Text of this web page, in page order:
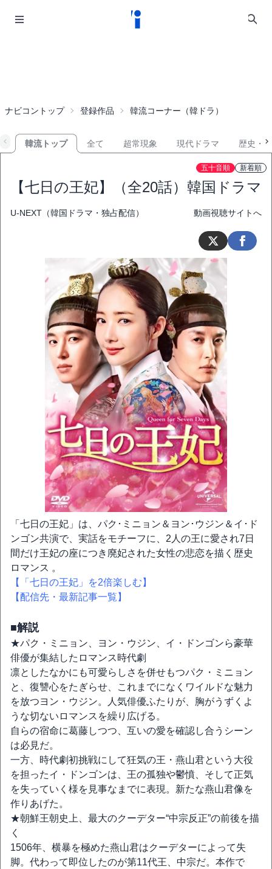
ナビコントップ 登録作品 韓流コーナー（韓ドラ）
韓流トップ 全て 超常現象 現代ドラマ 歴史・
五十音順 新着順
【七日の王妃】（全20話）韓国ドラマ
U-NEXT（韓国ドラマ・独占配信） 動画視聴サイトへ
「七日の王妃」は、パク･ミニョン＆ヨン･ウジン＆イ･ド
ンゴン共演で、実話をモチーフに、2人の王に愛され7日
間だけ王妃の座につき廃妃された女性の悲恋を描く歴史
ロマンス 。
【「七日の王妃」を2倍楽しむ】
【配信先・最新記事一覧】
■解説
★パク・ミニョン、ヨン・ウジン、イ・ドンゴンら豪華
俳優が集結したロマンス時代劇
凛としたなかにも可愛らしさを併せもつパク・ミニョン
と、復讐心をたぎらせ、これまでになくワイルドな魅力
を放つヨン・ウジン。人気俳優ふたりが、胸がうずくよ
うな切ないロマンスを繰り広げる。
自らの宿命に葛藤しつつ、互いの愛を確認し合うシーン
は必見だ。
一方、時代劇初挑戦にして狂気の王・燕山君という大役
を担ったイ・ドンゴンは、王の孤独や鬱憤、そして正気
を失っていく様を見事なまでに表現。新たな燕山君像を
作りあげた。
★朝鮮王朝史上、最大のクーデター“中宗反正”の前後を描
く
1506年、横暴を極めた燕山君はクーデターによって失
脚。代わって即位したのが第11代王、中宗だ。本作で